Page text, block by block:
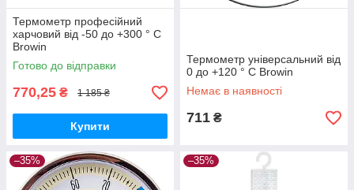
Термометр професійний
харчовий від -50 до +300 ° C
Browin
Готово до відправки
770,25 ₴ 1 185 ₴
Купити
Термометр універсальний від
0 до +120 ° C Browin
Немає в наявності
711 ₴
–35% –35%